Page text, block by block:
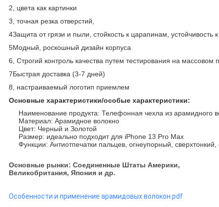
2, цвета как картинки
3, точная резка отверстий,
4Защита от грязи и пыли, стойкость к царапинам, устойчивость
5Модный, роскошный дизайн корпуса
6, Строгий контроль качества путем тестирования на массовом
7Быстрая доставка (3-7 дней)
8, настраиваемый логотип приемлем
Основные характеристики/особые характеристики:
Наименование продукта: Телефонная чехла из арамидного
Материал: Арамидное волокно
Цвет: Черный и Золотой
Размер: идеально подходит для iPhone 13 Pro Max
Функции: Антиотпечатки пальцев, огнеупорный,
Основные рынки: Соединенные Штаты Америки,
Великобритания, Япония и др.
Особенности и применение арамидовых волокон.pdf